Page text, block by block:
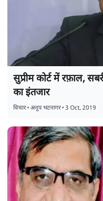
सुप्रीम कोर्ट में रफ़ाल,
का इंतजार
विचार•अनूप भटनागर•3 Oct, 2019